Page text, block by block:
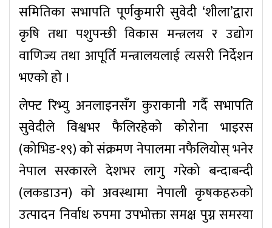
समितिका सभापति पूर्णकुमारी सुवेदी ‘शीला’द्वारा
कृषि तथा पशुपन्छी विकास मन्त्रलय र उद्योग
वाणिज्य तथा आपूर्ति मन्त्रालयलाई त्यसरी निर्देशन
भएको हो ।
लेफ्ट रिभ्यु अनलाइनसँग कुराकानी गर्दै सभापति
सुवेदीले विश्वभर फैलिरहेको कोरोना भाइरस
(कोभिड-१९) को संक्रमण नेपालमा नफैलियोस् भनेर
नेपाल सरकारले देशभर लागु गरेको बन्दाबन्दी
(लकडाउन) को अवस्थामा नेपाली कृषकहरुको
उत्पादन निर्वाध रुपमा उपभोक्ता समक्ष पुग्न समस्या